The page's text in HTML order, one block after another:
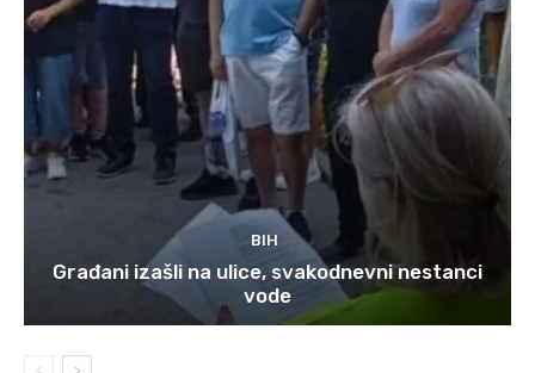
BIH
Građani izašli na ulice, svakodnevni nestanci
vode